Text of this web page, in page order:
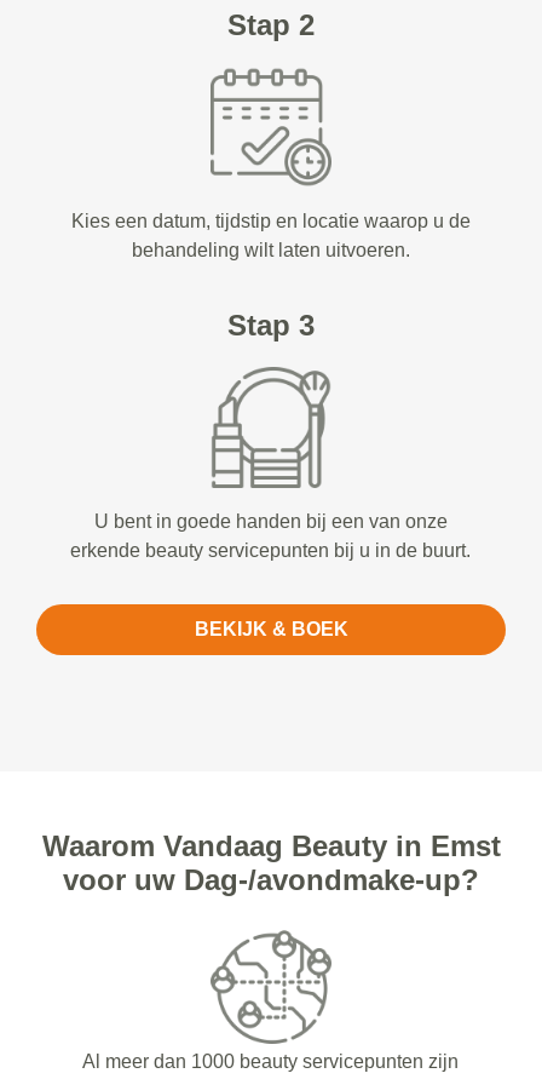
Stap 2
Kies een datum, tijdstip en locatie waarop u de
behandeling wilt laten uitvoeren.
Stap 3
U bent in goede handen bij een van onze
erkende beauty servicepunten bij u in de buurt.
BEKIJK & BOEK
Waarom Vandaag Beauty in Emst
voor uw Dag-/avondmake-up?
Al meer dan 1000 beauty servicepunten zijn